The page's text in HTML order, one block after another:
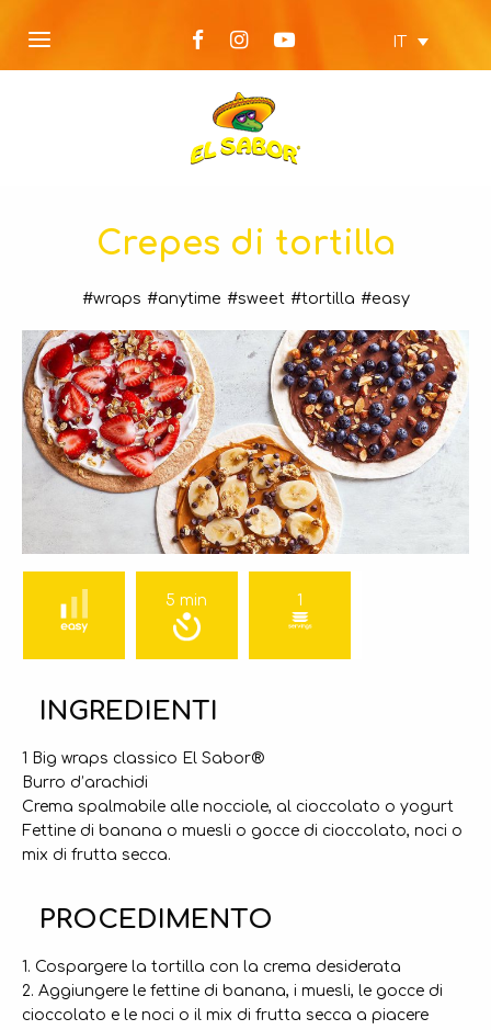
IT
Crepes di tortilla
#wraps #anytime #sweet #tortilla #easy
5 min 1
INGREDIENTI
1 Big wraps classico El Sabor®
Burro d’arachidi
Crema spalmabile alle nocciole, al cioccolato o yogurt
Fettine di banana o muesli o gocce di cioccolato, noci o
mix di frutta secca.
PROCEDIMENTO
1. Cospargere la tortilla con la crema desiderata
2. Aggiungere le fettine di banana, i muesli, le gocce di
cioccolato e le noci o il mix di frutta secca a piacere